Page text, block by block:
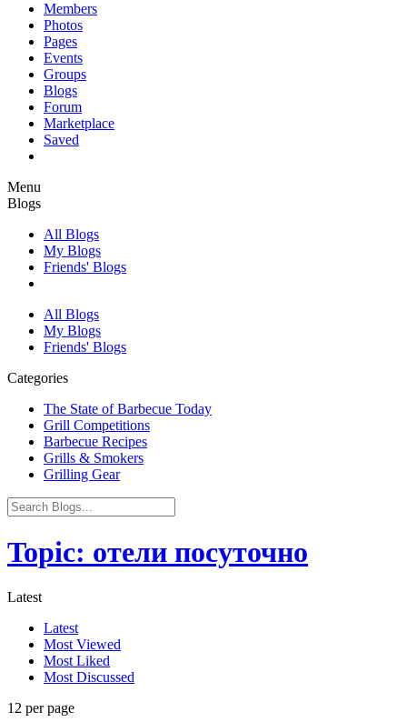
Members
Photos
Pages
Events
Groups
Blogs
Forum
Marketplace
Saved
Menu
Blogs
All Blogs
My Blogs
Friends' Blogs
All Blogs
My Blogs
Friends' Blogs
Categories
The State of Barbecue Today
Grill Competitions
Barbecue Recipes
Grills & Smokers
Grilling Gear
Topic: отели посуточно
Latest
Latest
Most Viewed
Most Liked
Most Discussed
12 per page